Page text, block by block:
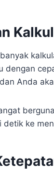
dengan
Anda
ke